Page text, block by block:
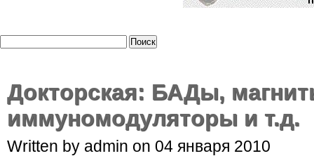
Докторская: БАДы,
иммуномодуляторы и т.д.
Written by admin on 04 января 2010